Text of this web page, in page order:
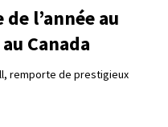
l’année au
Canada
remporte de prestigieux